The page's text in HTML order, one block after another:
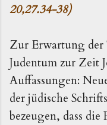
20,27.34-38)
Zur Erwartung der
Judentum zur Zeit
Auffassungen:
der jüdische
bezeugen, dass die